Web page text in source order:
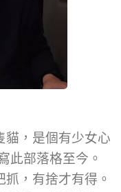
貓，是個有少女心
此部落格至今。
，有捨才有得。